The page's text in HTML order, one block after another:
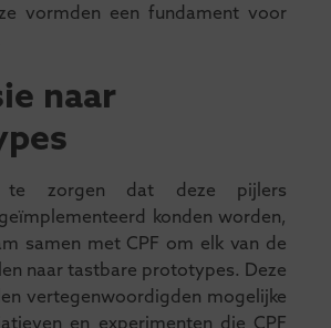
vormden een fundament voor
naar
zorgen dat deze pijlers
konden worden,
samen met CPF om elk van de
naar tastbare prototypes. Deze
vertegenwoordigden mogelijke